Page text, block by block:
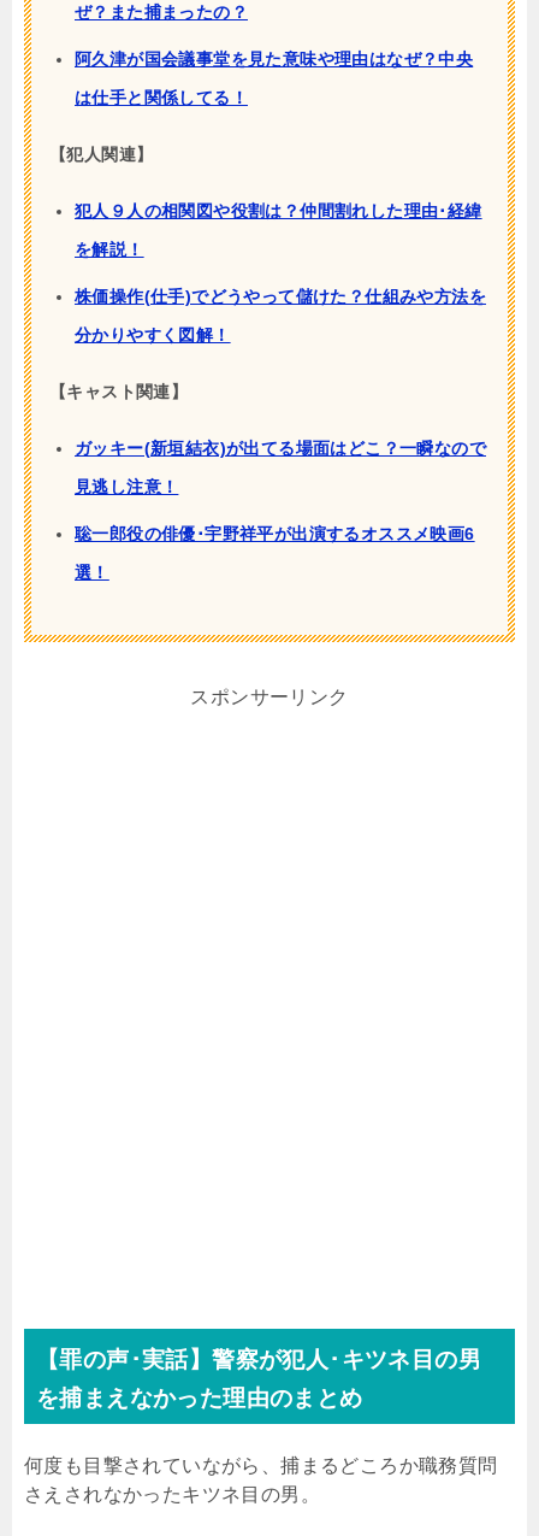
ぜ？また捕まったの？
阿久津が国会議事堂を見た意味や理由はなぜ？中央
は仕手と関係してる！
【犯人関連】
犯人９人の相関図や役割は？仲間割れした理由･経緯
を解説！
株価操作(仕手)でどうやって儲けた？仕組みや方法を
分かりやすく図解！
【キャスト関連】
ガッキー(新垣結衣)が出てる場面はどこ？一瞬なので
見逃し注意！
聡一郎役の俳優･宇野祥平が出演するオススメ映画6
選！
スポンサーリンク
【罪の声･実話】警察が犯人･キツネ目の男
を捕まえなかった理由のまとめ
何度も目撃されていながら、捕まるどころか職務質問
さえされなかったキツネ目の男。